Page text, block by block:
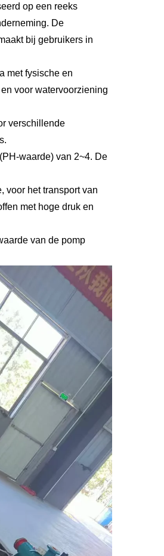
op een reeks
De
bij gebruikers in
met fysische en
voor watervoorziening
verschillende
waarde) van 2~4. De
voor het transport van
met hoge druk en
van de pomp